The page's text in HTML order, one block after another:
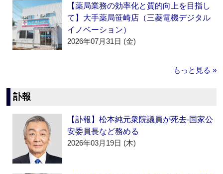
【薬局業務の効率化と質的向上を目指し
て】大手薬局笹崎店（三菱電機デジタル
イノベーション）
2026年07月31日 (金)
もっと見る »
訃報
【訃報】松本純元衆院議員が死去‐国家公
安委員長など務める
2026年03月19日 (木)